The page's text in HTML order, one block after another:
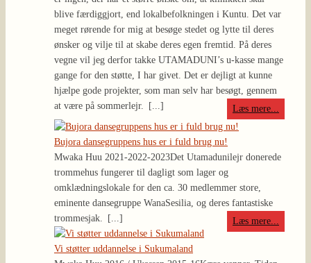
blive færdiggjort, end lokalbefolkningen i Kuntu. Det var
meget rørende for mig at besøge stedet og lytte til deres
ønsker og vilje til at skabe deres egen fremtid. På deres
vegne vil jeg derfor takke UTAMADUNI’s u-kasse mange
gange for den støtte, I har givet. Det er dejligt at kunne
hjælpe gode projekter, som man selv har besøgt, gennem
at være på sommerlejr.
[...] Læs mere...
Bujora dansegruppens hus er i fuld brug nu!
Mwaka Huu 2021-2022-2023Det Utamadunilejr donerede
trommehus fungerer til dagligt som lager og
omklædningslokale for den ca. 30 medlemmer store,
eminente dansegruppe WanaSesilia, og deres fantastiske
trommesjak.
[...] Læs mere...
Vi støtter uddannelse i Sukumaland